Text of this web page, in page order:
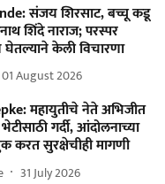
संजय शिरसाट, बच्चू कडू
शिंदे नाराज; परस्पर
घेतल्याने केली विचारणा
01 August 2026
महायुतीचे नेते अभिजीत
गर्दी, आंदोलनाच्या
करत सुरक्षेचीही मागणी
31 July 2026